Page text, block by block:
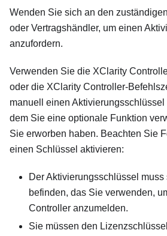
Wenden Sie sich an den
oder Vertragshändler, um einen
anzufordern.
Verwenden Sie die XClarity
oder die XClarity Controller-
manuell einen
dem Sie eine optionale Funktion
Sie erworben haben. Beachten Sie
einen Schlüssel aktivieren:
Der Aktivierungsschlüssel
befinden, das Sie verwenden,
Controller anzumelden.
Sie müssen den